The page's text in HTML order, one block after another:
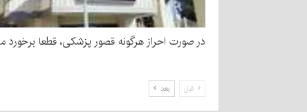
در صورت احراز هرگونه قصور پزشکی، قطعا برخورد
قبل بعد